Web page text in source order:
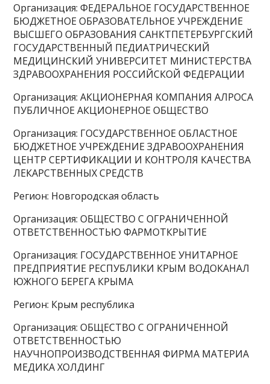
Организация: ФЕДЕРАЛЬНОЕ ГОСУДАРСТВЕННОЕ
БЮДЖЕТНОЕ ОБРАЗОВАТЕЛЬНОЕ УЧРЕЖДЕНИЕ
ВЫСШЕГО ОБРАЗОВАНИЯ САНКТПЕТЕРБУРГСКИЙ
ГОСУДАРСТВЕННЫЙ ПЕДИАТРИЧЕСКИЙ
МЕДИЦИНСКИЙ УНИВЕРСИТЕТ МИНИСТЕРСТВА
ЗДРАВООХРАНЕНИЯ РОССИЙСКОЙ ФЕДЕРАЦИИ
Организация: АКЦИОНЕРНАЯ КОМПАНИЯ АЛРОСА
ПУБЛИЧНОЕ АКЦИОНЕРНОЕ ОБЩЕСТВО
Организация: ГОСУДАРСТВЕННОЕ ОБЛАСТНОЕ
БЮДЖЕТНОЕ УЧРЕЖДЕНИЕ ЗДРАВООХРАНЕНИЯ
ЦЕНТР СЕРТИФИКАЦИИ И КОНТРОЛЯ КАЧЕСТВА
ЛЕКАРСТВЕННЫХ СРЕДСТВ
Регион: Новгородская область
Организация: ОБЩЕСТВО С ОГРАНИЧЕННОЙ
ОТВЕТСТВЕННОСТЬЮ ФАРМОТКРЫТИЕ
Организация: ГОСУДАРСТВЕННОЕ УНИТАРНОЕ
ПРЕДПРИЯТИЕ РЕСПУБЛИКИ КРЫМ ВОДОКАНАЛ
ЮЖНОГО БЕРЕГА КРЫМА
Регион: Крым республика
Организация: ОБЩЕСТВО С ОГРАНИЧЕННОЙ
ОТВЕТСТВЕННОСТЬЮ
НАУЧНОПРОИЗВОДСТВЕННАЯ ФИРМА МАТЕРИА
МЕДИКА ХОЛДИНГ